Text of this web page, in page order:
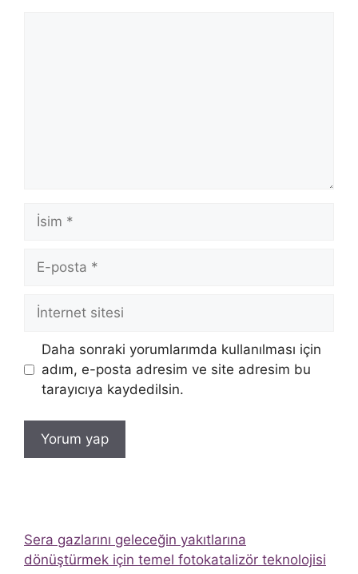
İsim
posta
İnternet
Daha sonraki yorumlarımda kullanılması için
adım, e-posta adresim ve site adresim bu
tarayıcıya kaydedilsin.
Sera gazlarını geleceğin yakıtlarına
dönüştürmek için temel fotokatalizör teknolojisi